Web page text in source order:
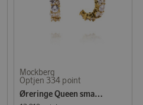
Mockberg
Optjen 334 point
Øreringe Queen small Gold